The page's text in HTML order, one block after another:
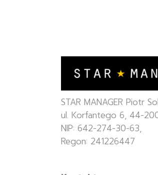
STAR MANAGER Piotr
ul. Korfantego 6, 44-
NIP: 642-274-30-63,
Regon: 241226447